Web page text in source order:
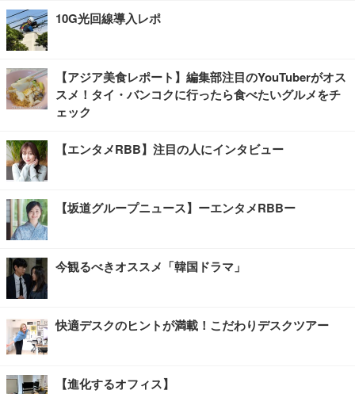
10G光回線導入レポ
【アジア美食レポート】編集部注目のYouTuberがオス
スメ！タイ・バンコクに行ったら食べたいグルメをチ
ェック
【エンタメRBB】注目の人にインタビュー
【坂道グループニュース】ーエンタメRBBー
今観るべきオススメ「韓国ドラマ」
快適デスクのヒントが満載！こだわりデスクツアー
【進化するオフィス】